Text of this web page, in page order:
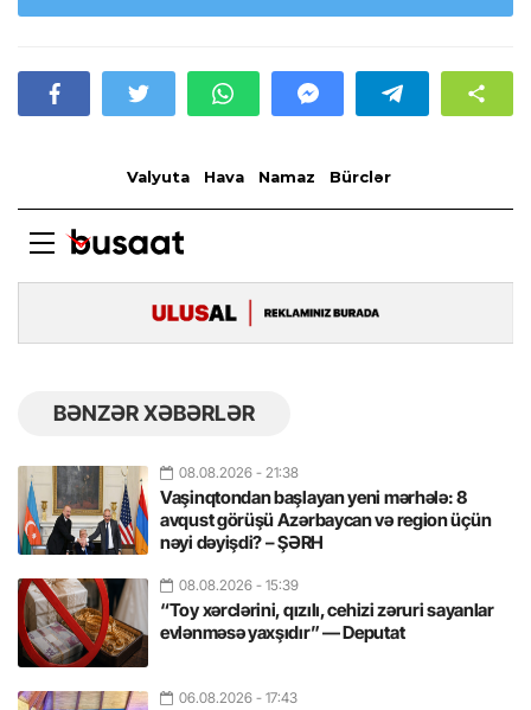
BƏNZƏR XƏBƏRLƏR
08.08.2026 - 21:38
Vaşinqtondan başlayan yeni mərhələ: 8
avqust görüşü Azərbaycan və region üçün
nəyi dəyişdi? – ŞƏRH
08.08.2026 - 15:39
“Toy xərclərini, qızılı, cehizi zəruri sayanlar
evlənməsə yaxşıdır” — Deputat
06.08.2026 - 17:43